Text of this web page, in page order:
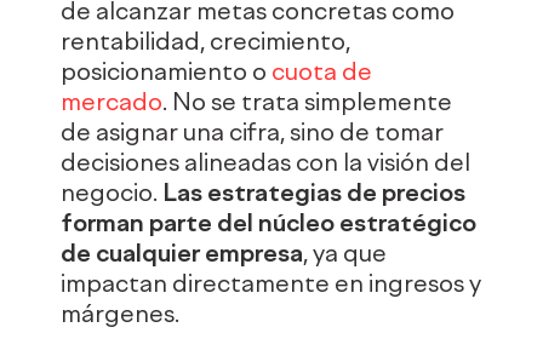
de alcanzar metas concretas como
rentabilidad, crecimiento,
posicionamiento o cuota de
mercado. No se trata simplemente
de asignar una cifra, sino de tomar
decisiones alineadas con la visión del
negocio. Las estrategias de precios
forman parte del núcleo estratégico
de cualquier empresa, ya que
impactan directamente en ingresos y
márgenes.